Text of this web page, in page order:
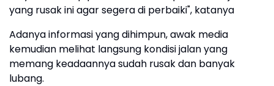
yang rusak ini agar segera di perbaiki", katanya
Adanya informasi yang dihimpun, awak media
kemudian melihat langsung kondisi jalan yang
memang keadaannya sudah rusak dan banyak
lubang.